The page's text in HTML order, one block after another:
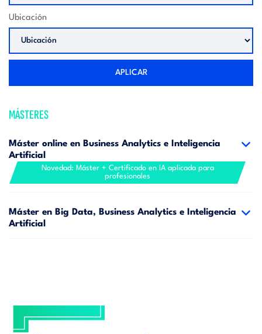
Ubicación
APLICAR
MÁSTERES
Máster online en Business Analytics e Inteligencia
Artificial
Novedad: Máster + Certificado en IA aplicada para
profesionales
Máster en Big Data, Business Analytics e Inteligencia
Artificial